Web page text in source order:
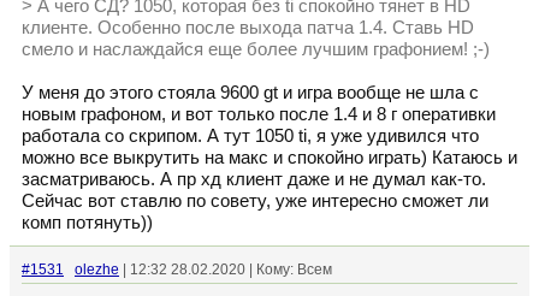
> А чего СД? 1050, которая без ti спокойно тянет в HD
клиенте. Особенно после выхода патча 1.4. Ставь HD
смело и наслаждайся еще более лучшим графонием! ;-)
У меня до этого стояла 9600 gt и игра вообще не шла с
новым графоном, и вот только после 1.4 и 8 г оперативки
работала со скрипом. А тут 1050 ti, я уже удивился что
можно все выкрутить на макс и спокойно играть) Катаюсь и
засматриваюсь. А пр хд клиент даже и не думал как-то.
Сейчас вот ставлю по совету, уже интересно сможет ли
комп потянуть))
#1531 olezhe | 12:32 28.02.2020 | Кому: Всем